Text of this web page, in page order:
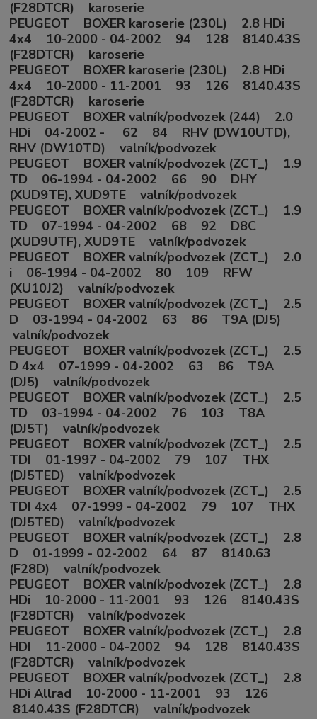
(F28DTCR) karoserie
PEUGEOT BOXER karoserie (230L) 2.8 HDi
4x4 10-2000 - 04-2002 94 128 8140.43S
(F28DTCR) karoserie
PEUGEOT BOXER karoserie (230L) 2.8 HDi
4x4 10-2000 - 11-2001 93 126 8140.43S
(F28DTCR) karoserie
PEUGEOT BOXER valník/podvozek (244) 2.0
HDi 04-2002 - 62 84 RHV (DW10UTD),
RHV (DW10TD) valník/podvozek
PEUGEOT BOXER valník/podvozek (ZCT_) 1.9
TD 06-1994 - 04-2002 66 90 DHY
(XUD9TE), XUD9TE valník/podvozek
PEUGEOT BOXER valník/podvozek (ZCT_) 1.9
TD 07-1994 - 04-2002 68 92 D8C
(XUD9UTF), XUD9TE valník/podvozek
PEUGEOT BOXER valník/podvozek (ZCT_) 2.0
i 06-1994 - 04-2002 80 109 RFW
(XU10J2) valník/podvozek
PEUGEOT BOXER valník/podvozek (ZCT_) 2.5
D 03-1994 - 04-2002 63 86 T9A (DJ5)
valník/podvozek
PEUGEOT BOXER valník/podvozek (ZCT_) 2.5
D 4x4 07-1999 - 04-2002 63 86 T9A
(DJ5) valník/podvozek
PEUGEOT BOXER valník/podvozek (ZCT_) 2.5
TD 03-1994 - 04-2002 76 103 T8A
(DJ5T) valník/podvozek
PEUGEOT BOXER valník/podvozek (ZCT_) 2.5
TDI 01-1997 - 04-2002 79 107 THX
(DJ5TED) valník/podvozek
PEUGEOT BOXER valník/podvozek (ZCT_) 2.5
TDI 4x4 07-1999 - 04-2002 79 107 THX
(DJ5TED) valník/podvozek
PEUGEOT BOXER valník/podvozek (ZCT_) 2.8
D 01-1999 - 02-2002 64 87 8140.63
(F28D) valník/podvozek
PEUGEOT BOXER valník/podvozek (ZCT_) 2.8
HDi 10-2000 - 11-2001 93 126 8140.43S
(F28DTCR) valník/podvozek
PEUGEOT BOXER valník/podvozek (ZCT_) 2.8
HDI 11-2000 - 04-2002 94 128 8140.43S
(F28DTCR) valník/podvozek
PEUGEOT BOXER valník/podvozek (ZCT_) 2.8
HDi Allrad 10-2000 - 11-2001 93 126
8140.43S (F28DTCR) valník/podvozek